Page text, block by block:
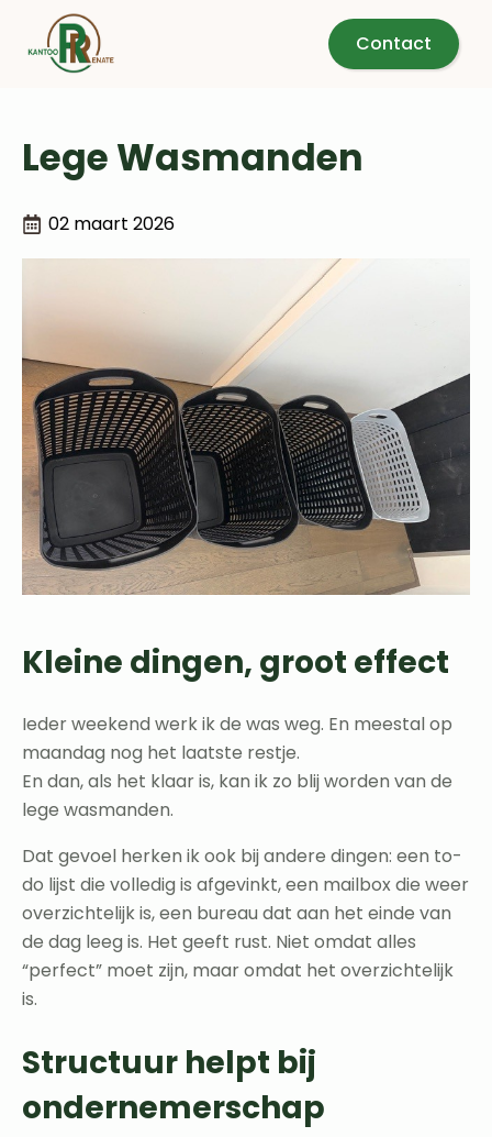
Contact
Lege Wasmanden
02 maart 2026
Kleine dingen, groot effect
Ieder weekend werk ik de was weg. En meestal op
maandag nog het laatste restje.
En dan, als het klaar is, kan ik zo blij worden van de
lege wasmanden.
Dat gevoel herken ik ook bij andere dingen: een to-
do lijst die volledig is afgevinkt, een mailbox die weer
overzichtelijk is, een bureau dat aan het einde van
de dag leeg is. Het geeft rust. Niet omdat alles
“perfect” moet zijn, maar omdat het overzichtelijk
is.
Structuur helpt bij
ondernemerschap